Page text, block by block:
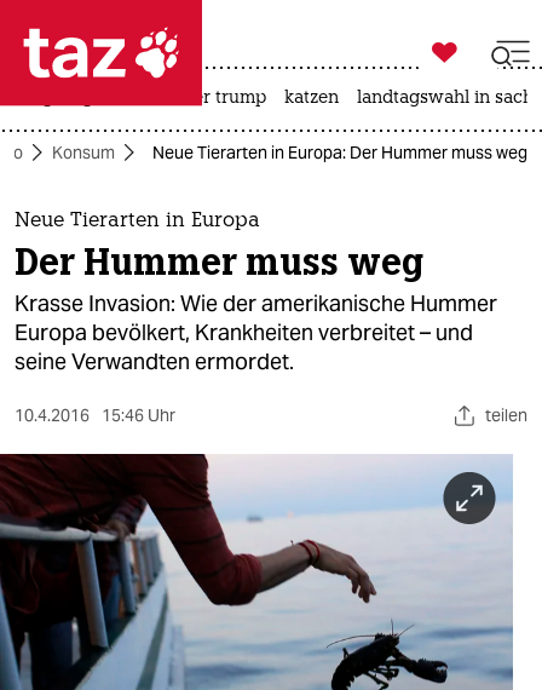
 taz zahl ich
taz zahl ich
themen
politik
öko
sport
berlin
wahrheit

taz zahl ich
usa unter trump katzen landtagswahl in
Konsum Neue Tierarten in Europa: Der Hummer muss weg
Neue Tierarten in Europa
Der Hummer muss weg
Krasse Invasion: Wie der amerikanische Hummer
Europa bevölkert, Krankheiten verbreitet – und
seine Verwandten ermordet.
10.4.2016 15:46 Uhr teilen